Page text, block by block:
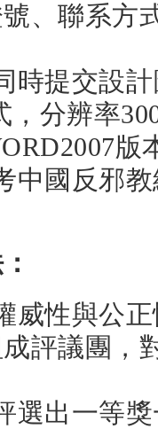
、聯系方
時提交設
，分辨率
版
中國反邪
威性與公
評議團，
選出一等